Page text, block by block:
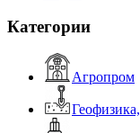
Категории
Агропром